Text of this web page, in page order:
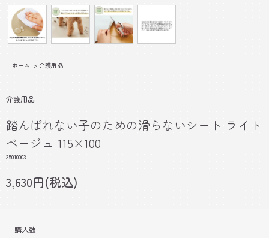
ホーム > 介護用品
介護用品
踏んばれない子のための滑らないシート ライト
ベージュ 115×100
25010003
3,630円(税込)
購入数